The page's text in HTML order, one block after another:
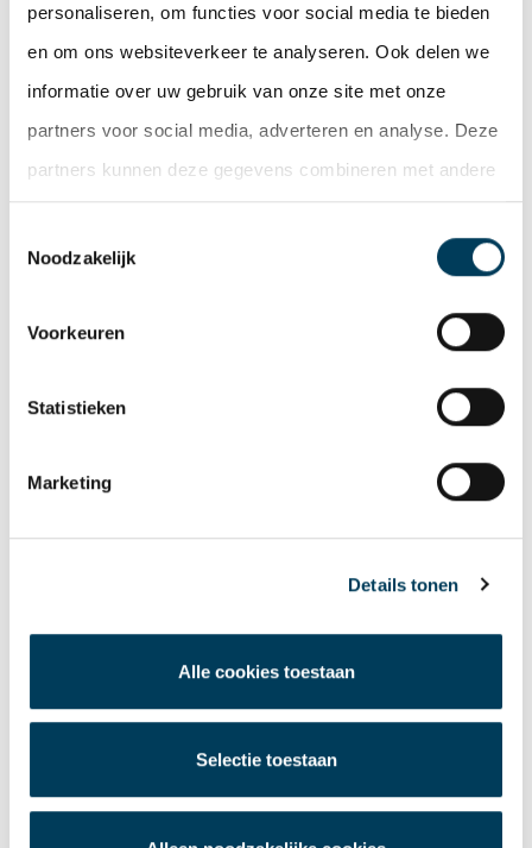
personaliseren, om functies voor social media te bieden
en om ons websiteverkeer te analyseren. Ook delen we
informatie over uw gebruik van onze site met onze
partners voor social media, adverteren en analyse. Deze
partners kunnen deze gegevens combineren met andere
informatie die u aan ze heeft verstrekt of die ze hebben
verzameld op basis van uw gebruik van hun services.
Noodzakelijk
Voorkeuren
Statistieken
Marketing
Details tonen
Alle cookies toestaan
Selectie toestaan
De Lobel & Partners – real estate experts
adviseerde de verkoper bij de totstandkoming van
deze verkooptransactie.
Deel deze pagina
WILT U MEER INFORMATIE N.A.V. DIT
LAATSTE NIEUWS
Aangehuurd | Kantoorruimte | Van Zundert
Verhuurd | De Rooi Pannen | Centrum Breda